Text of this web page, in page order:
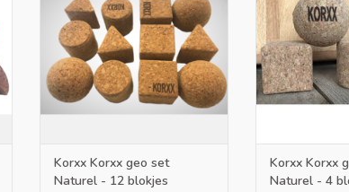
bevat 12 naturel blokken in
geometrische vormen
TOEVOEGEN AAN WINKELWAGEN
Korxx Korxx geo set
Naturel - 12 blokjes
bevat vier
kinderen
TOEVOEGEN
Korxx Korxx
Naturel - 4